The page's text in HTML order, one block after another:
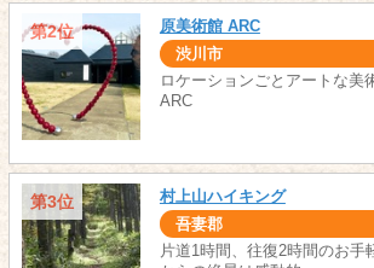
第2位 原美術館 ARC
渋川市
ロケーションごとアートな
ARC
第3位 村上山ハイキング
吾妻郡
片道1時間、往復2時間のお手